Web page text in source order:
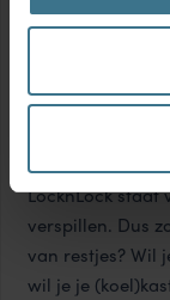
maaltijd?
én gezelligheid
MEER OVER
LocknLock staat
verspillen. Dus
van restjes? Wil
wil je je